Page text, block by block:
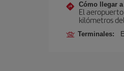
Cómo llegar
El
kilómetros
Terminales: